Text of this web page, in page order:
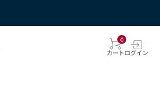
0
カートログイン